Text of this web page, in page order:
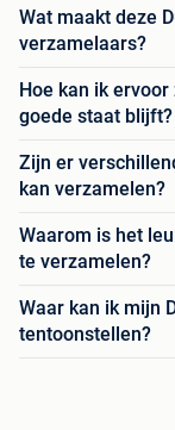
Wat maakt deze
verzamelaars?
Hoe kan ik
goede staat blijft?
Zijn er
kan verzamelen?
Waarom is het
te verzamelen?
Waar kan ik mijn
tentoonstellen?